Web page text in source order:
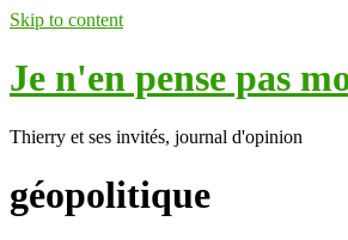
Skip to content
Je n'en pense pas
Thierry et ses invités, journal d'opinion
géopolitique